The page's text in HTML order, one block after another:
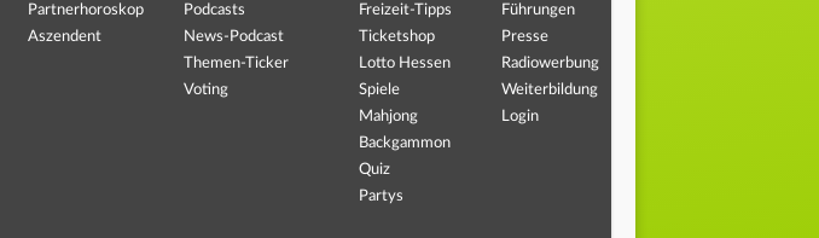
Partnerhoroskop
Aszendent
Podcasts
News-Podcast
Themen-Ticker
Voting
Freizeit-Tipps
Ticketshop
Lotto Hessen
Spiele
Mahjong
Backgammon
Quiz
Partys
Führungen
Presse
Radiowerbung
Weiterbildung
Login